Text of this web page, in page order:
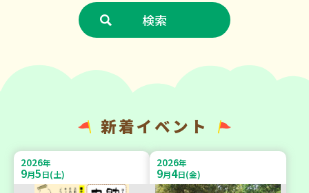
新着イベント
2026年
9月5日(土)
2026年
9月4日(金)